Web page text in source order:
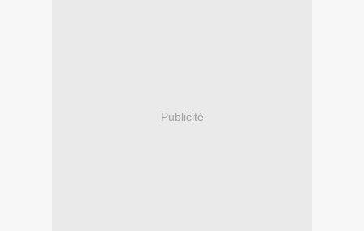
Publicité